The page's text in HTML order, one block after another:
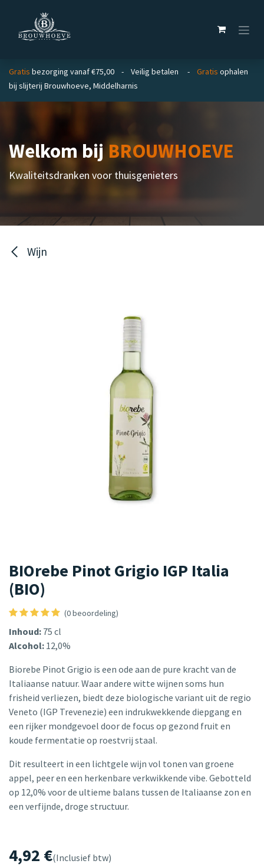
Gratis bezorging vanaf €75,00 - Veilig betalen - Gratis ophalen
bij slijterij Brouwhoeve, Middelharnis
Welkom bijBROUWHOEVE
Kwaliteitsdranken voor thuisgenieters
Wijn
BIOrebe Pinot Grigio IGP Italia
(BIO)
(0 beoordeling)
Inhoud: 75 cl
Alcohol: 12,0%
Biorebe Pinot Grigio is een ode aan de pure kracht van de
Italiaanse natuur. Waar andere witte wijnen soms hun
frisheid verliezen, biedt deze biologische variant uit de regio
Veneto (IGP Trevenezie) een indrukwekkende diepgang en
een rijker mondgevoel door de focus op gezond fruit en
koude fermentatie op roestvrij staal.
Dit resulteert in een lichtgele wijn vol tonen van groene
appel, peer en een herkenbare verkwikkende vibe. Gebotteld
op 12,0% voor de ultieme balans tussen de Italiaanse zon en
een verfijnde, droge structuur.
4,92 €(Inclusief btw)